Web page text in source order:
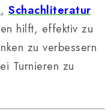
, Schachliteratur
hilft, effektiv zu
zu verbessern
Turnieren zu